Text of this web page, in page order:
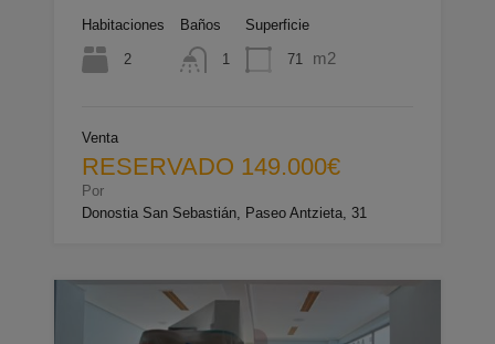
Habitaciones
2
Baños
1
Superficie
71 m2
Venta
RESERVADO 149.000€
Por
Donostia San Sebastián, Paseo Antzieta, 31